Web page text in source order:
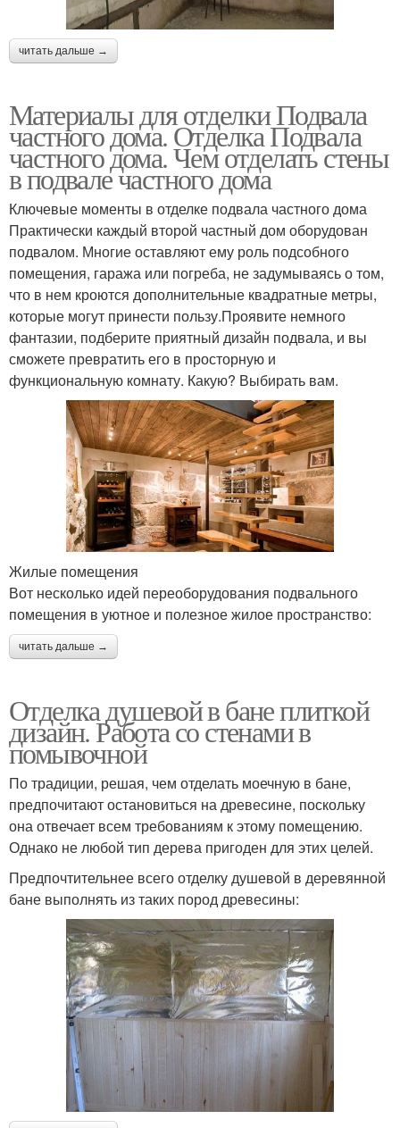
читать дальше →
Материалы для отделки Подвала
частного дома. Отделка Подвала
частного дома. Чем отделать стены
в подвале частного дома
Ключевые моменты в отделке подвала частного дома
Практически каждый второй частный дом оборудован
подвалом. Многие оставляют ему роль подсобного
помещения, гаража или погреба, не задумываясь о том,
что в нем кроются дополнительные квадратные метры,
которые могут принести пользу.Проявите немного
фантазии, подберите приятный дизайн подвала, и вы
сможете превратить его в просторную и
функциональную комнату. Какую? Выбирать вам.
Жилые помещения
Вот несколько идей переоборудования подвального
помещения в уютное и полезное жилое пространство:
читать дальше →
Отделка душевой в бане плиткой
дизайн. Работа со стенами в
помывочной
По традиции, решая, чем отделать моечную в бане,
предпочитают остановиться на древесине, поскольку
она отвечает всем требованиям к этому помещению.
Однако не любой тип дерева пригоден для этих целей.
Предпочтительнее всего отделку душевой в деревянной
бане выполнять из таких пород древесины: